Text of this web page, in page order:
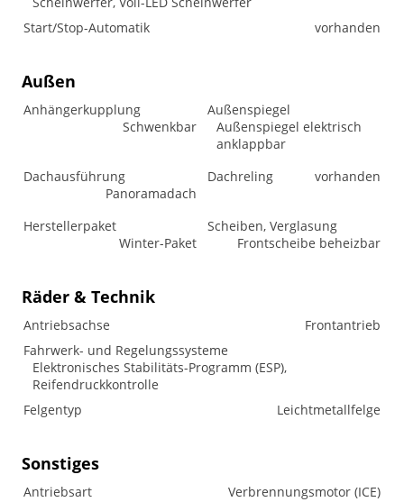
Start/Stop-Automatik
vorhanden
Außen
Anhängerkupplung
Schwenkbar
Außenspiegel
Außenspiegel elektrisch
anklappbar
Dachausführung
Panoramadach
Dachreling vorhanden
Herstellerpaket
Winter-Paket
Scheiben, Verglasung
Frontscheibe beheizbar
Räder & Technik
Antriebsachse
Frontantrieb
Fahrwerk- und Regelungssysteme
Elektronisches Stabilitäts-Programm (ESP),
Reifendruckkontrolle
Felgentyp
Leichtmetallfelge
Sonstiges
Antriebsart
Verbrennungsmotor (ICE)